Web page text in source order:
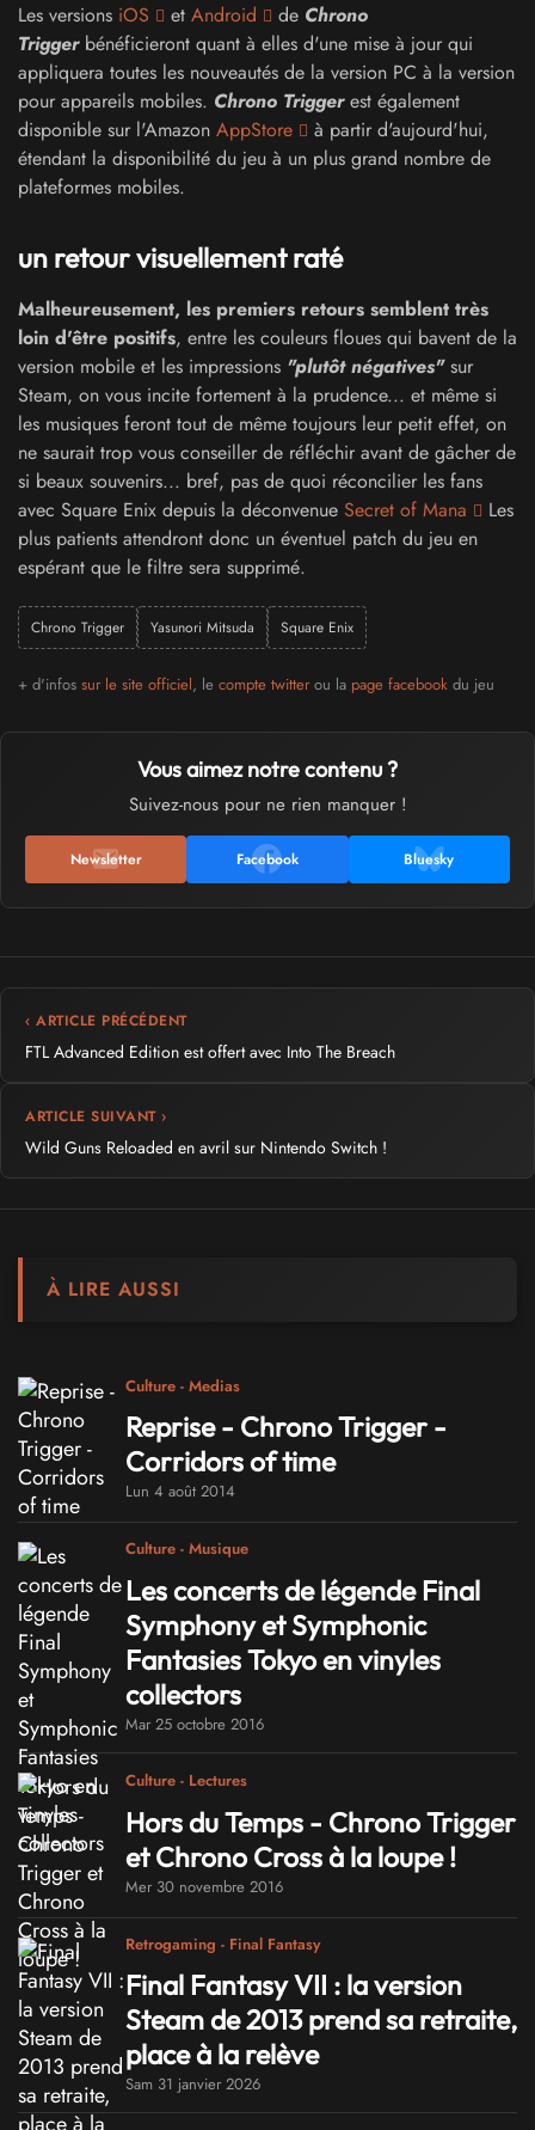
Les versions iOS et Android de Chrono
Triggerbénéficieront quant à elles d'une mise à jour qui
appliquera toutes les nouveautés de la version PC à la version
pour appareils mobiles. Chrono Triggerest également
disponible sur l'Amazon AppStore
à partir d'aujourd'hui,
étendant la disponibilité du jeu à un plus grand nombre de
plateformes mobiles.
un retour visuellement raté
Malheureusement, les premiers retours semblent très
loin d'être positifs, entre les couleurs floues qui bavent de la
version mobile et les impressions "plutôt négatives"sur
Steam, on vous incite fortement à la prudence... et même si
les musiques feront tout de même toujours leur petit effet, on
ne saurait trop vous conseiller de réfléchir avant de gâcher de
si beaux souvenirs... bref, pas de quoi réconcilier les fans
avec Square Enix depuis la déconvenue Secret of Mana
Les
plus patients attendront donc un éventuel patch du jeu en
espérant que le filtre sera supprimé.
Chrono Trigger Yasunori Mitsuda Square Enix
+ d'infos sur le site officiel, le compte twitterou la page facebook du jeu
Vous aimez notre contenu ?
Suivez-nous pour ne rien manquer !
Newsletter Facebook Bluesky
‹ ARTICLE PRÉCÉDENT
FTL Advanced Edition est offert avec Into The Breach
ARTICLE SUIVANT ›
Wild Guns Reloaded en avril sur Nintendo Switch !
À LIRE AUSSI
Culture - Medias
Reprise - Chrono Trigger -
Corridors of time
Lun 4 août 2014
Culture - Musique
Les concerts de légende Final
Symphony et Symphonic
Fantasies Tokyo en vinyles
collectors
Mar 25 octobre 2016
Culture - Lectures
Hors du Temps - Chrono Trigger
et Chrono Cross à la loupe !
Mer 30 novembre 2016
Retrogaming - Final Fantasy
Final Fantasy VII : la version
Steam de 2013 prend sa retraite,
place à la relève
Sam 31 janvier 2026